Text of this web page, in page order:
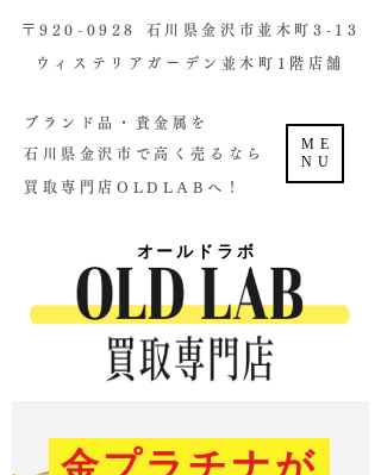
ME
NU
金プラチナが
​〒920-0928 石川県金沢市並木町3-13
ウィステリアガーデン並木町1階店舗​
ブランド品・貴金属を
石川県金沢市で高く売るなら
買取専門店OLDLABへ！
オールドラボ